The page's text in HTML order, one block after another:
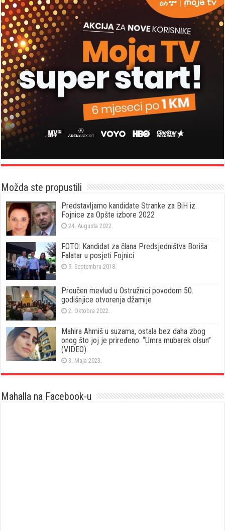
Možda ste propustili
Predstavljamo kandidate Stranke za BiH iz
Fojnice za Opšte izbore 2022
24. Augusta 2022.
FOTO: Kandidat za člana Predsjedništva Boriša
Falatar u posjeti Fojnici
9. Septembra 2018.
Proučen mevlud u Ostružnici povodom 50.
godišnjice otvorenja džamije
2. Oktobra 2022.
Mahira Ahmiš u suzama, ostala bez daha zbog
onog što joj je priređeno: “Umra mubarek olsun”
(VIDEO)
3. Maja 2023.
Mahalla na Facebook-u